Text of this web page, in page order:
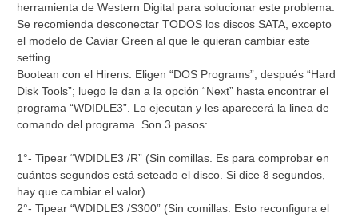
herramienta de Western Digital para solucionar este problema.
Se recomienda desconectar TODOS los discos SATA, excepto
el modelo de Caviar Green al que le quieran cambiar este
setting.
Bootean con el Hirens. Eligen “DOS Programs”; después “Hard
Disk Tools”; luego le dan a la opción “Next” hasta encontrar el
programa “WDIDLE3”. Lo ejecutan y les aparecerá la linea de
comando del programa. Son 3 pasos:
1°- Tipear “WDIDLE3 /R” (Sin comillas. Es para comprobar en
cuántos segundos está seteado el disco. Si dice 8 segundos,
hay que cambiar el valor)
2°- Tipear “WDIDLE3 /S300” (Sin comillas. Esto reconfigura el